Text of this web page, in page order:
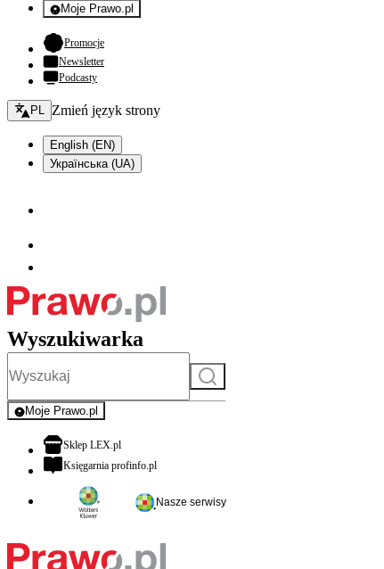
Moje Prawo.pl
- rejestracja i logowanie do serwisu
Promocje- otwiera się w nowej karcie
Newsletter
Podcasty
Zmień język - bieżący:
PL Zmień język strony
English (EN)
Українська (UA)
Wyszukiwarka
Szukaj
Moje Prawo.pl
- rejestracja i logowanie do serwisu
Sklep LEX.plotwiera się w nowej karcie
Księgarnia profinfo.plotwiera się w nowej karcie
Nasze serwisy